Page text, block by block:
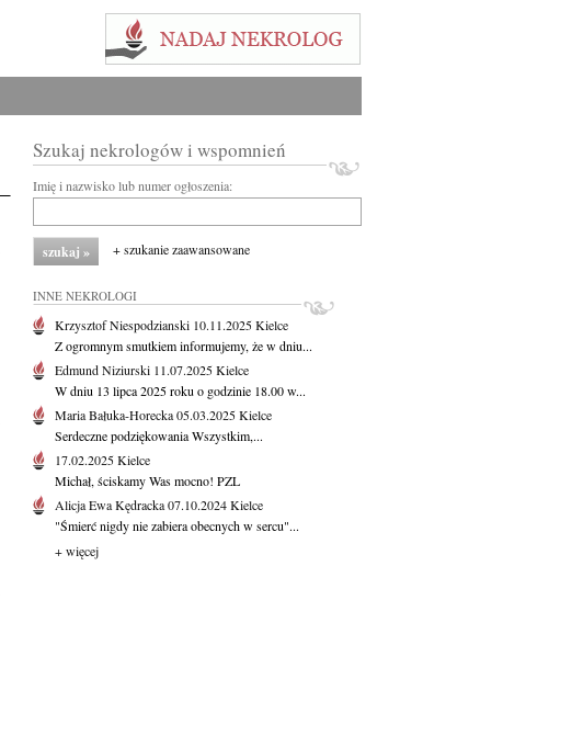
Szukaj nekrologów i wspomnień
Imię i nazwisko lub numer ogłoszenia:
+ szukanie zaawansowane
INNE NEKROLOGI
Krzysztof Niespodzianski 10.11.2025Kielce
Z ogromnym smutkiem informujemy, że w dniu...
Edmund Niziurski 11.07.2025Kielce
W dniu 13 lipca 2025 roku o godzinie 18.00 w...
Maria Bałuka-Horecka05.03.2025Kielce
Serdeczne podziękowania Wszystkim,...
17.02.2025Kielce
Michał, ściskamy Was mocno! PZL
Alicja Ewa Kędracka07.10.2024Kielce
"Śmierć nigdy nie zabiera obecnych w sercu"...
+ więcej